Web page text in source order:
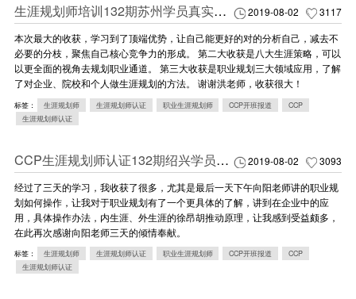
2019-08-02 3117
生涯规划师培训132期苏州学员真实感悟
本次最大的收获，学习到了顶端优势，让自己能更好的对的分析自己，减去不
必要的分枝，聚焦自己核心竞争力的形成。 第二大收获是八大生涯策略，可以
以更全面的视角去规划职业通道。 第三大收获是职业规划三大领域应用，了解
了对企业、院校和个人做生涯规划的方法。 谢谢洪老师，收获很大！
标签： 生涯规划师 生涯规划师认证 职业生涯规划师 CCP开班报道
CCP
生涯规划师认证
2019-08-02 3093
CCP生涯规划师认证132期绍兴学员学习心得
经过了三天的学习，我收获了很多，尤其是最后一天下午向阳老师讲的职业规
划如何操作，让我对于职业规划有了一个更具体的了解，讲到在企业中的应
用，具体操作办法，内生涯、外生涯的徐昂胡推动原理，让我感到受益颇多，
在此再次感谢向阳老师三天的倾情奉献。
标签： 生涯规划师 生涯规划师认证 职业生涯规划师 CCP开班报道
CCP
生涯规划师认证